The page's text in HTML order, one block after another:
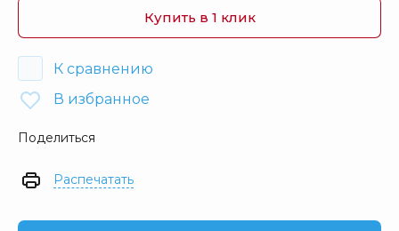
Купить в 1 клик
К сравнению
В избранное
Поделиться
Распечатать